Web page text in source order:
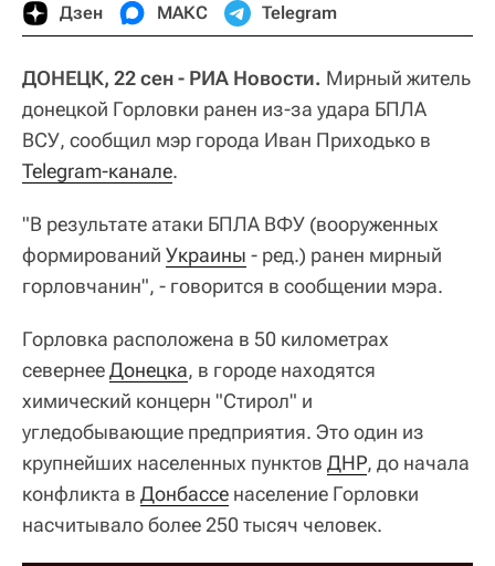
Дзен МАКС Telegram
ДОНЕЦК, 22 сен - РИА Новости. Мирный житель
донецкой Горловки ранен из-за удара БПЛА
ВСУ, сообщил мэр города Иван Приходько в
Telegram-канале.
"В результате атаки БПЛА ВФУ (вооруженных
формирований Украины - ред.) ранен мирный
горловчанин", - говорится в сообщении мэра.
Горловка расположена в 50 километрах
севернееДонецка, в городе находятся
химический концерн "Стирол" и
угледобывающие предприятия. Это один из
крупнейших населенных пунктов ДНР, до начала
конфликта в Донбассе население Горловки
насчитывало более 250 тысяч человек.